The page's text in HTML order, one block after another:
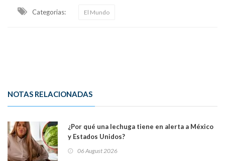
Categorias: El Mundo
NOTAS RELACIONADAS
¿Por qué una lechuga tiene en alerta a México
y Estados Unidos?
06 August 2026